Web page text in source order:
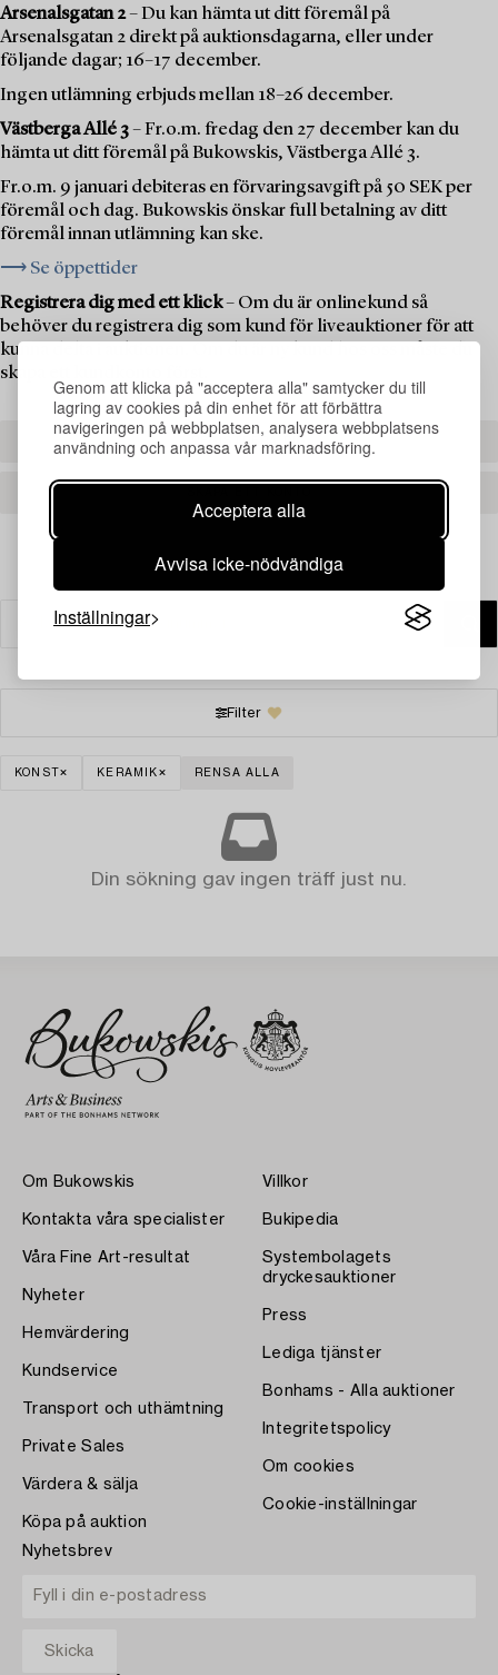
Genom att klicka på "acceptera alla" samtycker du till
lagring av cookies på din enhet för att förbättra
navigeringen på webbplatsen, analysera webbplatsens
användning och anpassa vår marknadsföring.
Acceptera alla
Avvisa icke-nödvändiga
Inställningar
Arsenalsgatan 2– Du kan hämta ut ditt föremål på
Arsenalsgatan 2 direkt på auktionsdagarna, eller under
följande dagar; 16–17 december.
Ingen utlämning erbjuds mellan 18–26 december.
Västberga Allé 3– Fr.o.m. fredag den 27 december kan du
hämta ut ditt föremål på Bukowskis, Västberga Allé 3.
Fr.o.m. 9 januari debiteras en förvaringsavgift på 50 SEK per
föremål och dag. Bukowskis önskar full betalning av ditt
föremål innan utlämning kan ske.
⟶ Se öppettider
Registrera dig med ett klick– Om du är onlinekund så
behöver du registrera dig som kund för liveauktioner för att
kunna delta i auktionen. Om du är ny kund hos oss måste du
skapa ett kundkonto först.
REGISTRERA DIG
Filter
KONST KERAMIK RENSA ALLA
Din sökning gav ingen träff just nu.
Om Bukowskis
Kontakta våra specialister
Våra Fine Art-resultat
Nyheter
Hemvärdering
Kundservice
Transport och uthämtning
Private Sales
Värdera & sälja
Köpa på auktion
Villkor
Bukipedia
Systembolagets
dryckesauktioner
Press
Lediga tjänster
Bonhams - Alla auktioner
Integritetspolicy
Om cookies
Cookie-inställningar
Nyhetsbrev